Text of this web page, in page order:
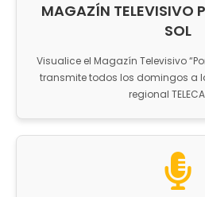
MAGAZÍN TELEVISIVO
SOL
Visualice el Magazín Televisivo
transmite todos los domingos a
regional